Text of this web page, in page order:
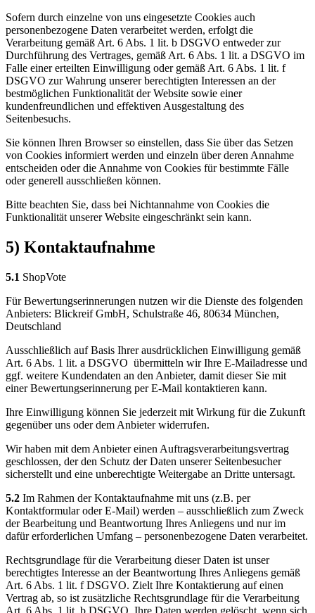
Sofern durch einzelne von uns eingesetzte Cookies auch
personenbezogene Daten verarbeitet werden, erfolgt die
Verarbeitung gemäß Art. 6 Abs. 1 lit. b DSGVO entweder zur
Durchführung des Vertrages, gemäß Art. 6 Abs. 1 lit. a DSGVO im
Falle einer erteilten Einwilligung oder gemäß Art. 6 Abs. 1 lit. f
DSGVO zur Wahrung unserer berechtigten Interessen an der
bestmöglichen Funktionalität der Website sowie einer
kundenfreundlichen und effektiven Ausgestaltung des
Seitenbesuchs.
Sie können Ihren Browser so einstellen, dass Sie über das Setzen
von Cookies informiert werden und einzeln über deren Annahme
entscheiden oder die Annahme von Cookies für bestimmte Fälle
oder generell ausschließen können.
Bitte beachten Sie, dass bei Nichtannahme von Cookies die
Funktionalität unserer Website eingeschränkt sein kann.
5) Kontaktaufnahme
5.1 ShopVote
Für Bewertungserinnerungen nutzen wir die Dienste des folgenden
Anbieters: Blickreif GmbH, Schulstraße 46, 80634 München,
Deutschland
Ausschließlich auf Basis Ihrer ausdrücklichen Einwilligung gemäß
Art. 6 Abs. 1 lit. a DSGVO übermitteln wir Ihre E-Mailadresse und
ggf. weitere Kundendaten an den Anbieter, damit dieser Sie mit
einer Bewertungserinnerung per E-Mail kontaktieren kann.
Ihre Einwilligung können Sie jederzeit mit Wirkung für die Zukunft
gegenüber uns oder dem Anbieter widerrufen.
Wir haben mit dem Anbieter einen Auftragsverarbeitungsvertrag
geschlossen, der den Schutz der Daten unserer Seitenbesucher
sicherstellt und eine unberechtigte Weitergabe an Dritte untersagt.
5.2 Im Rahmen der Kontaktaufnahme mit uns (z.B. per
Kontaktformular oder E-Mail) werden – ausschließlich zum Zweck
der Bearbeitung und Beantwortung Ihres Anliegens und nur im
dafür erforderlichen Umfang – personenbezogene Daten verarbeitet.
Rechtsgrundlage für die Verarbeitung dieser Daten ist unser
berechtigtes Interesse an der Beantwortung Ihres Anliegens gemäß
Art. 6 Abs. 1 lit. f DSGVO. Zielt Ihre Kontaktierung auf einen
Vertrag ab, so ist zusätzliche Rechtsgrundlage für die Verarbeitung
Art. 6 Abs. 1 lit. b DSGVO. Ihre Daten werden gelöscht, wenn sich